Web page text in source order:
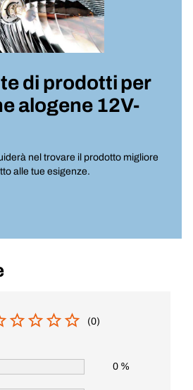
di prodotti per
alogene 12V-
nel trovare il prodotto migliore
alle tue esigenze.
(0)
0 %